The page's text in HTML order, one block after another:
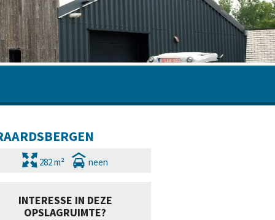
282 m² neen
INTERESSE IN DEZE
OPSLAGRUIMTE?